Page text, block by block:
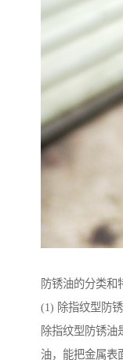
防锈油的分类和
(1) 除指纹型防
除指纹型防锈油
油，能把金属表